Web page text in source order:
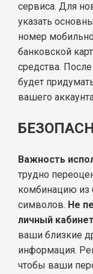
сервиса. Для
указать
номер
банковской
средства.
будет
вашего
Важность
трудно
комбинацию из
символов. Не
личный
ваши близкие
информация.
чтобы ваши